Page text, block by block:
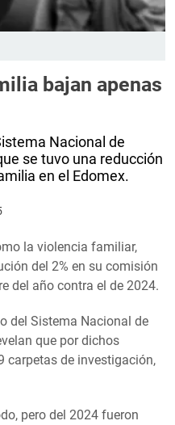
bajan apenas
Nacional de
se tuvo una reducción
en el Edomex.
la violencia familiar,
del 2% en su comisión
del año contra el de 2024.
del Sistema Nacional de
que por dichos
carpetas de investigación,
pero del 2024 fueron